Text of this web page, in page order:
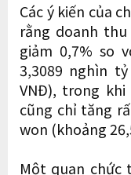
Các ý kiến của
rằng doanh thu
giảm 0,7% so
3,3089 nghìn
VNĐ), trong khi
cũng chỉ tăng
won (khoảng
Một quan chức